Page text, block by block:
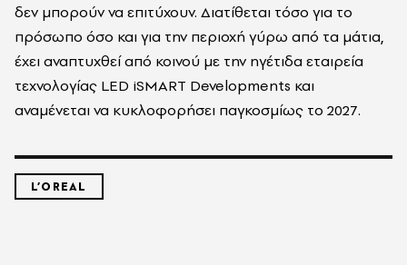
δεν μπορούν να επιτύχουν. Διατίθεται τόσο για το
πρόσωπο όσο και για την περιοχή γύρω από τα μάτια,
έχει αναπτυχθεί από κοινού με την ηγέτιδα εταιρεία
τεχνολογίας LED iSMART Developments και
αναμένεται να κυκλοφορήσει παγκοσμίως το 2027.
L’OREAL